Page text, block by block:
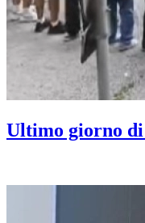
Ultimo giorno